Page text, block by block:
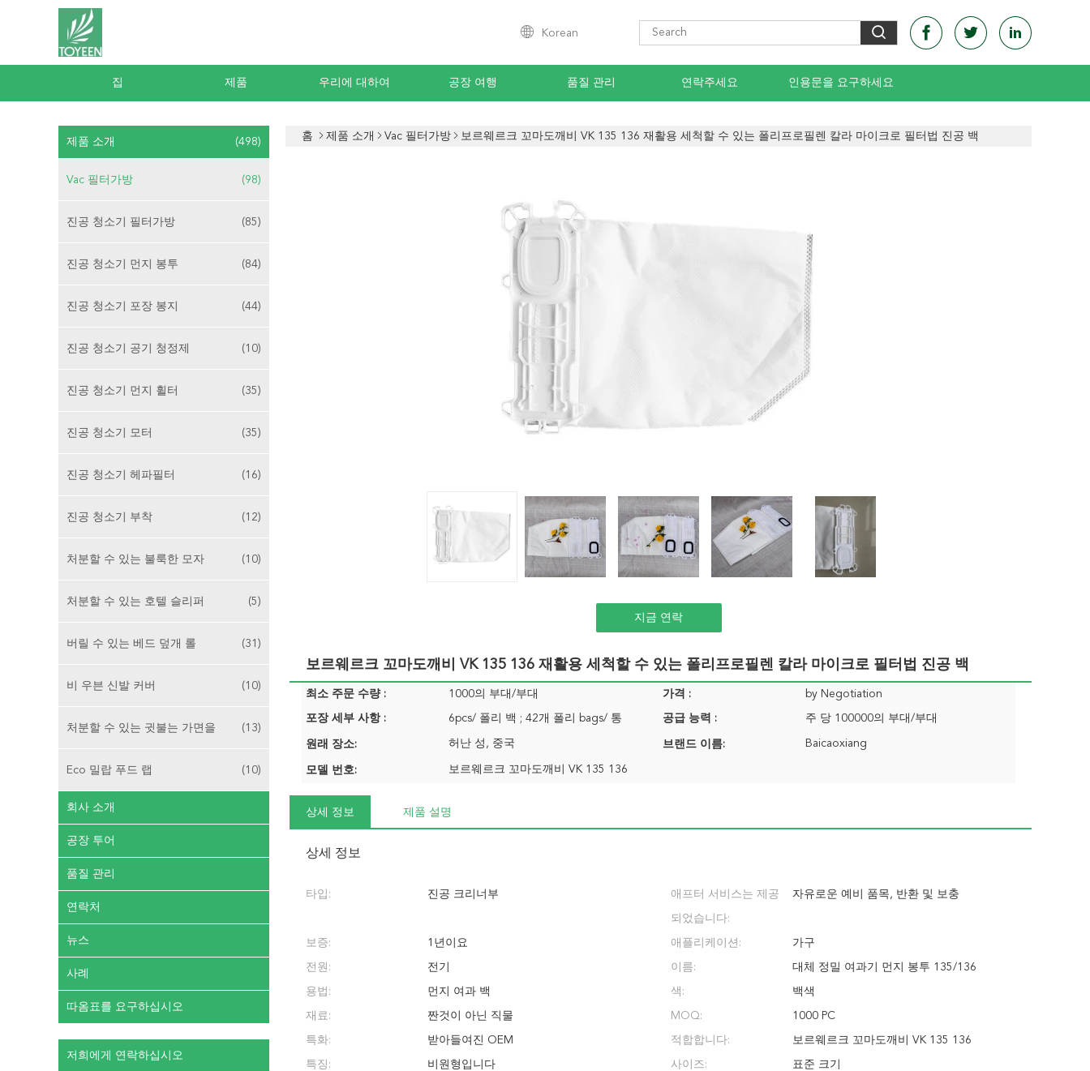
Korean
집 제품 우리에 대하여 공장 여행 품질 관리 연락주세요 인용문을 요구하세요
제품 소개 (498)
Vac 필터가방 (98)
진공 청소기 필터가방 (85)
진공 청소기 먼지 봉투 (84)
진공 청소기 포장 봉지 (44)
진공 청소기 공기 청정제 (10)
진공 청소기 먼지 휠터 (35)
진공 청소기 모터 (35)
진공 청소기 헤파필터 (16)
진공 청소기 부착 (12)
처분할 수 있는 불룩한 모자 (10)
처분할 수 있는 호텔 슬리퍼 (5)
버릴 수 있는 베드 덮개 롤 (31)
비 우븐 신발 커버 (10)
처분할 수 있는 귓불는 가면을 (13)
Eco 밀랍 푸드 랩 (10)
회사 소개
공장 투어
품질 관리
연락처
뉴스
사례
따옴표를 요구하십시오
저희에게 연락하십시오
홈 제품 소개 Vac 필터가방 보르웨르크 꼬마도깨비 VK 135 136 재활용 세척할 수 있는 폴리프로필렌 칼라 마이크로 필터법 진공 백
지금 연락
보르웨르크 꼬마도깨비 VK 135 136 재활용 세척할 수 있는 폴리프로필렌 칼라 마이크로 필터법 진공 백
최소 주문 수량 : 1000의 부대/부대 가격 : by Negotiation
포장 세부 사항 : 6pcs/ 폴리 백 ; 42개 폴리 bags/ 통 공급 능력 : 주 당 100000의 부대/부대
원래 장소: 허난 성, 중국 브랜드 이름: Baicaoxiang
모델 번호: 보르웨르크 꼬마도깨비 VK 135 136
상세 정보 제품 설명
상세 정보
타입: 진공 크리너부 애프터 서비스는 제공
되었습니다:
자유로운 예비 품목, 반환 및 보충
보증: 1년이요 애플리케이션: 가구
전원: 전기 이름: 대체 정밀 여과기 먼지 봉투 135/136
용법: 먼지 여과 백 색: 백색
재료: 짠것이 아닌 직물 MOQ: 1000 PC
특화: 받아들여진 OEM 적합합니다: 보르웨르크 꼬마도깨비 VK 135 136
특징: 비원형입니다 사이즈: 표준 크기